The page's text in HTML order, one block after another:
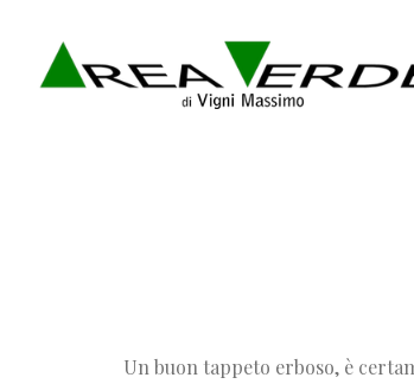
Un buon tappeto erboso, è